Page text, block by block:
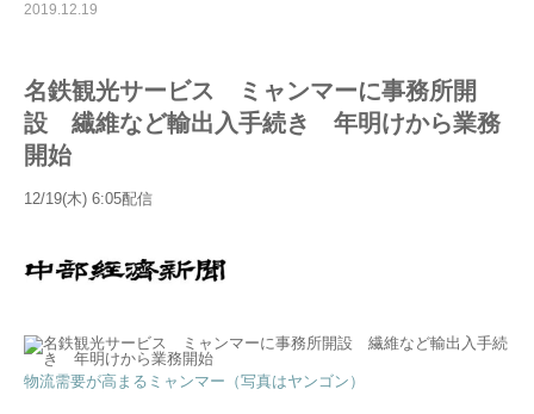
2019.12.19
名鉄観光サービス ミャンマーに事務所開
設 繊維など輸出入手続き 年明けから業務
開始
12/19(木) 6:05配信
物流需要が高まるミャンマー（写真はヤンゴン）